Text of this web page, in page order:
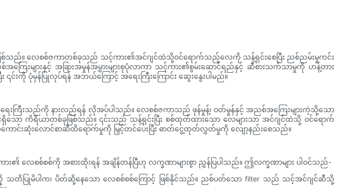
စ်သည်။ လေစစ်ဇကာတစ်ခုသည် သင့်ကား၏အင်ဂျင်ထဲသို့ဝင်ရောက်သည့်လေကို သန့်ရှင်းစေပြီး ညစ်ညမ်းမှုကင်း
ြေးများနှင့် အခြားအမှုန်အမွှားများစုပုံလာကာ သင့်ကား၏စွမ်းဆောင်ရည်နှင့် ဆီစားသက်သာမှုကို ဟန့်တား
းကို ပုံမှန်ပြုလုပ်ရန် အဘယ်ကြောင့် အရေးကြီးကြောင်း ဆွေးနွေးပါမည်။
ရေးကြီးသည်ကို နားလည်ရန် လိုအပ်ပါသည်။ လေစစ်ဇကာသည် ဖုန်မှုန့်၊ ဝတ်မှုန်နှင့် အညစ်အကြေးများကဲ့သို့သော
ာ ကိရိယာတစ်ခုဖြစ်သည်။ ၎င်းသည် သန့်ရှင်းပြီး စစ်ထုတ်ထားသော လေများသာ အင်ဂျင်ထဲသို့ ဝင်ရောက်
ောင်းဆုံးလောင်စာဆီထိရောက်မှုကို မြှင့်တင်ပေးပြီး ဓာတ်ငွေ့ထုတ်လွှတ်မှုကို လျော့နည်းစေသည်။
ေစစ်စစ်ကို အစားထိုးရန် အချိန်တန်ပြီဟု လက္ခဏာများစွာ ညွှန်ပြပါသည်။ ဤလက္ခဏာများ ပါဝင်သည်-
ပြုမိပါက၊ ပိတ်ဆို့နေသော လေစစ်စစ်ကြောင့် ဖြစ်နိုင်သည်။ ညစ်ပတ်သော filter သည် သင့်အင်ဂျင်ဆီသို့